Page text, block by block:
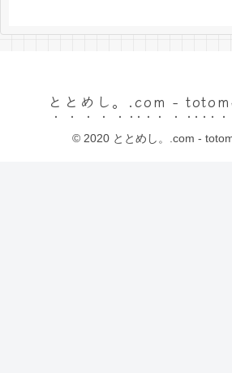
ととめし。.com -
© 2020 ととめし。.com -